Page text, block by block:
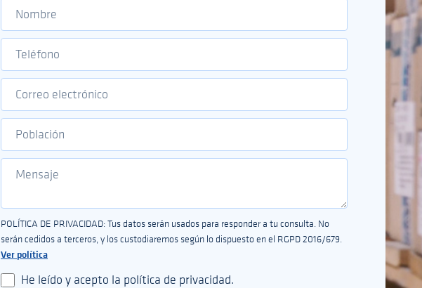
POLÍTICA DE PRIVACIDAD: Tus datos serán usados para responder a tu consulta. No
serán cedidos a terceros, y los custodiaremos según lo dispuesto en el RGPD 2016/679.
Ver política
He leído y acepto la política de privacidad.